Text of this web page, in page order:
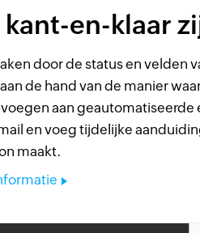
en-klaar
door de status en velden
de hand van de manier
aan geautomatiseerde
en voeg tijdelijke
maakt.